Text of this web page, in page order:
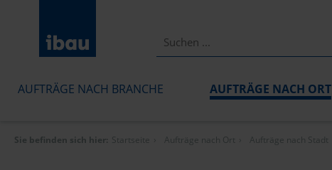
AUFTRÄGE NACH BRANCHE AUFTRÄGE NACH ORT
Sie befinden sich hier: Startseite Aufträge nach Ort Aufträge nach Stadt